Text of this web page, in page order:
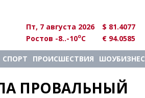
Пт, 7 августа 2026
$ 81.4077
Ростов -8..-10oC € 94.0585
СПОРТ ПРОИСШЕСТВИЯ ШОУБИЗНЕС
ПРОВАЛЬНЫЙ